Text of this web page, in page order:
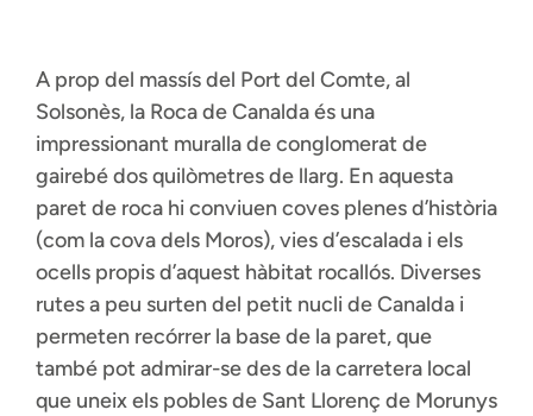
A prop del massís del Port del Comte, al
Solsonès, la Roca de Canalda és una
impressionant muralla de conglomerat de
gairebé dos quilòmetres de llarg. En aquesta
paret de roca hi conviuen coves plenes d’història
(com la cova dels Moros), vies d’escalada i els
ocells propis d’aquest hàbitat rocallós. Diverses
rutes a peu surten del petit nucli de Canalda i
permeten recórrer la base de la paret, que
també pot admirar-se des de la carretera local
que uneix els pobles de Sant Llorenç de Morunys